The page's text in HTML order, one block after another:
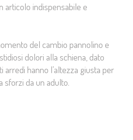
articolo indispensabile e
del cambio pannolino e
dolori alla schiena, dato
hanno l’altezza giusta per
sforzi da un adulto.